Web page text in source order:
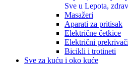
Sve u Lepota,
Masažeri
Aparati za pritisak
Električne četkice
Električni prekrivači
Bicikli i trotineti
Sve za kuću i oko kuće